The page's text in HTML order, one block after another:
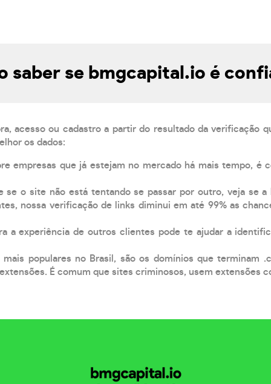
saber se bmgcapital.io é
acesso ou cadastro a partir do resultado da verificação
os dados:
empresas que já estejam no mercado há mais tempo, é
se o site não está tentando se passar por outro, veja se a
nossa verificação de links diminui em até 99% as
a experiência de outros clientes pode te ajudar a
mais populares no Brasil, são os domínios que terminam
É comum que sites criminosos, usem extensões